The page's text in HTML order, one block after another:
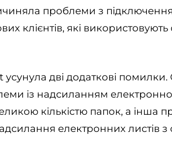
проблеми з
клієнтів, які використовують
усунула дві додаткові
із надсиланням
кількістю папок, а інша
електронних листів з